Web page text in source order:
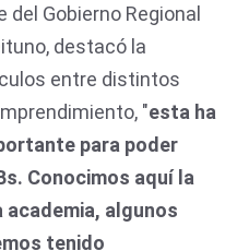
Gobierno Regional
destacó la
entre distintos
"esta ha
para poder
Conocimos aquí la
algunos
tenido